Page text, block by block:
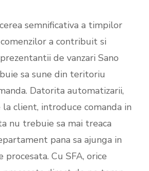
semnificativa a timpilor
a contribuit si
de vanzari Sano
sa sune din teritoriu
Datorita automatizarii,
client, introduce comanda in
nu trebuie sa mai treaca
pana sa ajunga in
procesata. Cu SFA, orice